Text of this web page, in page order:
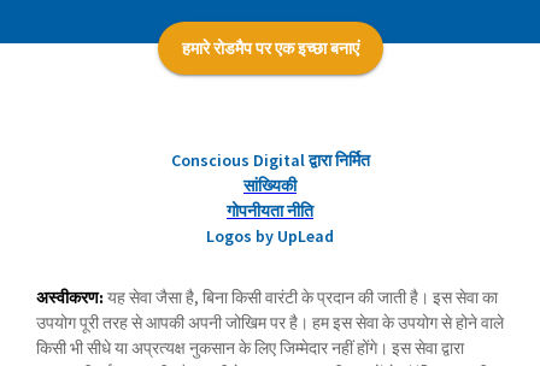
हमारे रोडमैप पर एक इच्छा बनाएं
Conscious Digital द्वारा निर्मित
सांख्यिकी
गोपनीयता नीति
Logos by UpLead
अस्वीकरण: यह सेवा जैसा है, बिना किसी वारंटी के प्रदान की जाती है। इस सेवा का
उपयोग पूरी तरह से आपकी अपनी जोखिम पर है। हम इस सेवा के उपयोग से होने वाले
किसी भी सीधे या अप्रत्यक्ष नुकसान के लिए जिम्मेदार नहीं होंगे। इस सेवा द्वारा